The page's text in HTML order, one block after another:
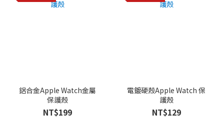
鋁合金Apple Watch金屬
保護殼
NT$199
電鍍硬殼Apple Watch 保
護殼
NT$129